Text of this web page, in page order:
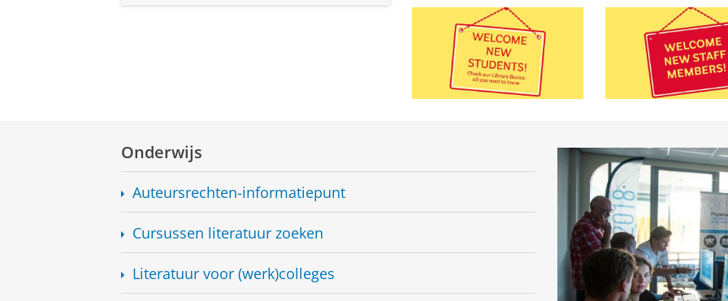
Onderwijs
Auteursrechten-informatiepunt
Cursussen literatuur zoeken
Literatuur voor (werk)colleges